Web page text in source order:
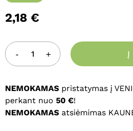
2,18 €
Į
NEMOKAMAS pristatymas į
perkant nuo 50 €!
NEMOKAMAS atsiėmimas
įvesti iš naujo,